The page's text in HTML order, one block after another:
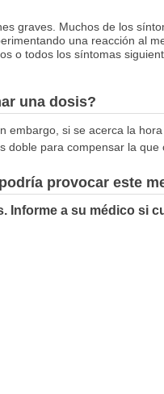
graves. Muchos de los
una reacción al
o todos los síntomas
una dosis?
embargo, si se acerca la
doble para compensar la que
provocar este
Informe a su médico si